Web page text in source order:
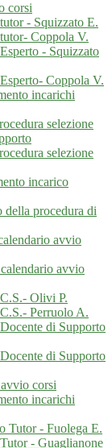
corsi
- Squizzato E.
Coppola V.
- Squizzato
Coppola V.
incarichi
selezione
selezione
incarico
procedura di
avvio
avvio
Olivi P.
Perruolo A.
di Supporto
di Supporto
corsi
incarichi
Tutor - Fuolega E.
- Guaglianone